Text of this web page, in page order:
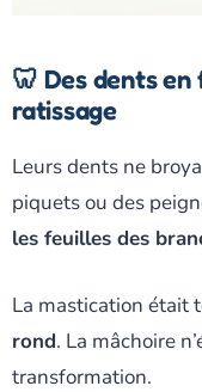
🦷 Des dents
ratissage
Leurs dents ne
piquets ou des
les feuilles des
La mastication était
rond. La mâchoire
transformation.